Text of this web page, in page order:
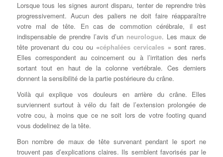
Lorsque tous les signes auront disparu, tenter de reprendre très
progressivement. Aucun des paliers ne doit faire réapparaître
votre mal de tête. En cas de commotion cérébrale, il est
indispensable de prendre l’avis d’un neurologue. Les maux de
tête provenant du cou ou «­céphalées cervicales » sont rares.
Elles correspondent au coincement ou à l’irritation des nerfs
sortant tout en haut de la colonne vertébrale. Ces derniers
donnent la sensibilité de la partie postérieure du crâne.
Voilà qui explique vos douleurs en arrière du crâne. Elles
surviennent surtout à vélo du fait de l’extension prolongée de
votre cou, à moins que ce ne soit lors de votre footing quand
vous dodelinez de la tête.
Bon nombre de maux de tête survenant pendant le sport ne
trouvent pas d’explications claires. Ils semblent favorisés par le